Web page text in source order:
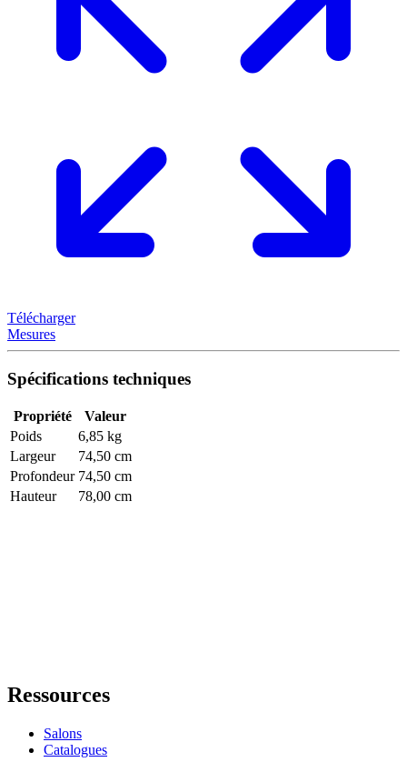
Télécharger
Mesures
Spécifications techniques
Propriété
Valeur
Poids
6,85 kg
Largeur
74,50 cm
Profondeur 74,50 cm
Hauteur
78,00 cm
Ressources
Salons
Catalogues